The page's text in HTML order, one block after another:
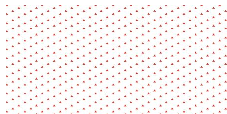
Architecture
Arts Design
Énergie
Environnement
Habiter
Jeunes
Patrimoine
Actualité Animation
Expérience Exposition
Revue Revue de presse